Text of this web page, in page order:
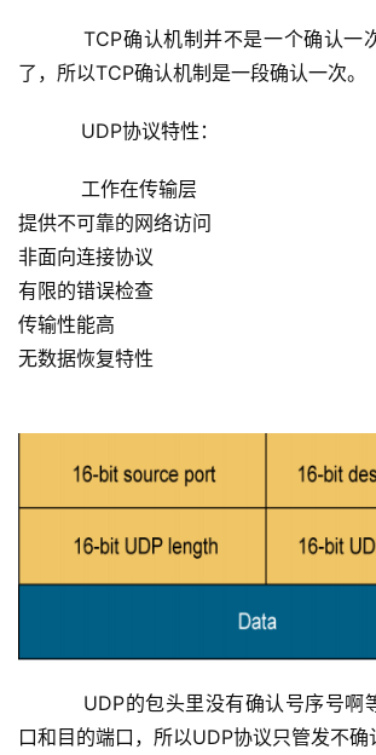
    TCP确认机制并不是一个确认一次，那样效率太低
了，所以TCP确认机制是一段确认一次。
    UDP协议特性：
    工作在传输层
提供不可靠的网络访问
非面向连接协议
有限的错误检查
传输性能高
无数据恢复特性
口和目的端口，所以UDP协议只管发不